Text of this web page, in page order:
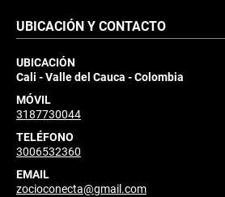
UBICACIÓN Y CONTACTO
UBICACIÓN
Cali - Valle del Cauca - Colombia
MÓVIL
3187730044
TELÉFONO
3006532360
EMAIL
zocioconecta@gmail.com